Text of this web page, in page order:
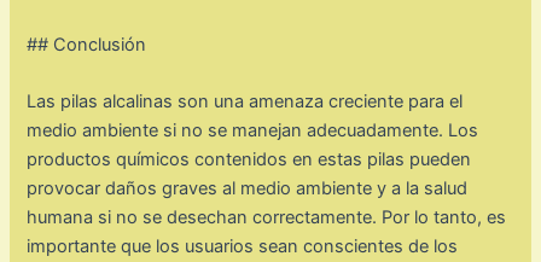
## Conclusión
Las pilas alcalinas son una amenaza creciente para el
medio ambiente si no se manejan adecuadamente. Los
productos químicos contenidos en estas pilas pueden
provocar daños graves al medio ambiente y a la salud
humana si no se desechan correctamente. Por lo tanto, es
importante que los usuarios sean conscientes de los